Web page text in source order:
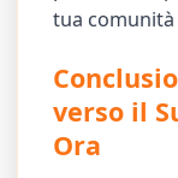
tua comunità
verso il
Ora